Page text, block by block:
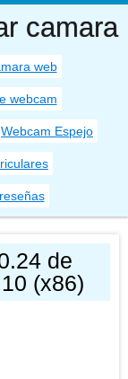
camara
web
webcam
Webcam Espejo
de
(x86)